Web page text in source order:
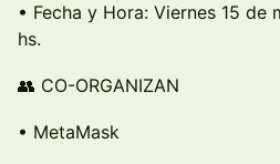
• Fecha y Hora: Viernes 15 de
hs.
👥 CO-ORGANIZAN
• MetaMask